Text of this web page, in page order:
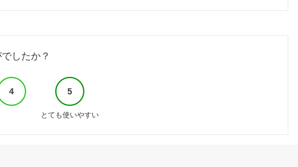
したか？
4 5
とても使いやすい